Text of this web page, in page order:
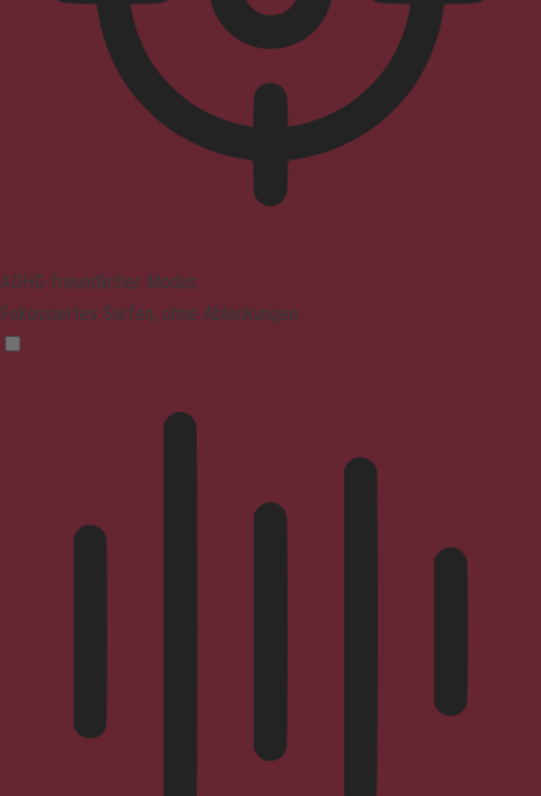
ADHD-freundlicher Modus
Fokussiertes Surfen, ohne Ablenkungen